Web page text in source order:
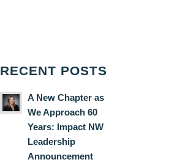
RECENT POSTS
A New Chapter as
We Approach 60
Years: Impact NW
Leadership
Announcement